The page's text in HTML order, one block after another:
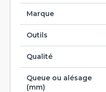
Marque
Outils
Qualité
Queue ou alésage
(mm)